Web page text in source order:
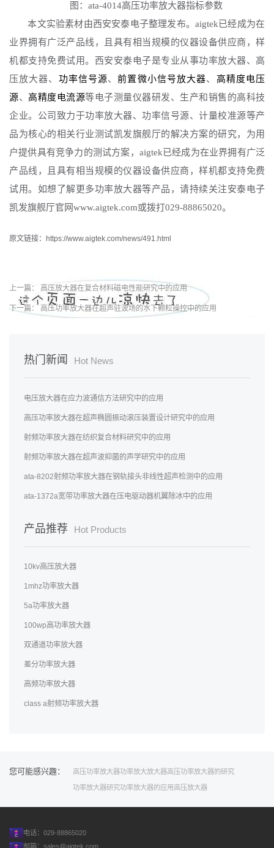
图： ata-4014高压功率放大器指标参数
本文实验素材由西安安泰电子整理发布。 aigtek已经成为在
业界拥有广泛产品线，且具有相当规模的仪器设备供应商，样
机都支持免费试用。 西安安泰电子是专业从事功率放大器、 高
压放大器、 功率信号源、前置微小信号放大器、 高精度电压
源、 高精度电流源等电子测量仪器研发、生产和销售的高科技
企业。 公司致力于功率放大器、功率信号源、计量校准源等产
品为核心的相关行业测试凯发旗舰厅的解决方案的研究，为用
户提供具有竞争力的测试方案，aigtek已经成为在业界拥有广泛
产品线，且具有相当规模的仪器设备供应商，样机都支持免费
试用。如想了解更多功率放大器等产品，请持续关注安泰电子
凯发旗舰厅官网www.aigtek.com或拨打029-88865020。
原文链接：https://www.aigtek.com/news/491.html
上一篇： 高压放大器在复合材料磁电性能研究中的应用
下一篇： 高压功率放大器在超声驻波场的水下颗粒操控中的应用
热门新闻 Hot News
电压放大器在应力波通信方法研究中的应用
高压功率放大器在超声椭圆振动滚压装置设计研究中的应用
射频功率放大器在纺织复合材料研究中的应用
射频功率放大器在超声波抑菌的声学研究中的应用
ata-8202射频功率放大器在钢轨接头非线性超声检测中的应用
ata-1372a宽带功率放大器在压电驱动器机翼除冰中的应用
产品推荐 Hot Products
10kv高压放大器
1mhz功率放大器
5a功率放大器
100wp高功率放大器
双通道功率放大器
差分功率放大器
高频功率放大器
class a射频功率放大器
您可能感兴趣： 高压功率放大器功率放大放大器高压功率放大器的研究
功率放大器研究功率放大器的应用 高压放大器
电话：029-88865020
邮箱： sales@aigtek.com